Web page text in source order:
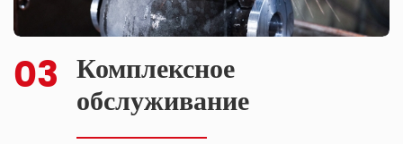
03 Комплексное
обслуживание